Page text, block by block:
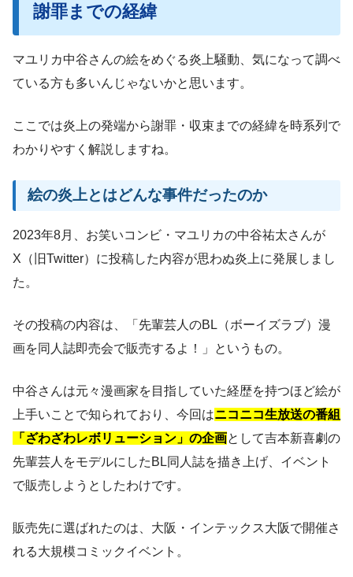
謝罪までの経緯
マユリカ中谷さんの絵をめぐる炎上騒動、気になって調べ
ている方も多いんじゃないかと思います。
ここでは炎上の発端から謝罪・収束までの経緯を時系列で
わかりやすく解説しますね。
絵の炎上とはどんな事件だったのか
2023年8月、お笑いコンビ・マユリカの中谷祐太さんが
X（旧Twitter）に投稿した内容が思わぬ炎上に発展しまし
た。
その投稿の内容は、「先輩芸人のBL（ボーイズラブ）漫
画を同人誌即売会で販売するよ！」というもの。
中谷さんは元々漫画家を目指していた経歴を持つほど絵が
上手いことで知られており、今回はニコニコ生放送の番組
「ざわざわレボリューション」の企画として吉本新喜劇の
先輩芸人をモデルにしたBL同人誌を描き上げ、イベント
で販売しようとしたわけです。
販売先に選ばれたのは、大阪・インテックス大阪で開催さ
れる大規模コミックイベント。